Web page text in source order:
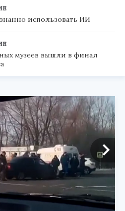
использовать ИИ
музеев вышли в финал